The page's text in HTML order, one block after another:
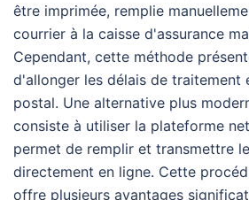
être imprimée, remplie
courrier à la caisse d'assurance
Cependant, cette méthode
d'allonger les délais de traitement
postal. Une alternative plus
consiste à utiliser la plateforme
permet de remplir et transmettre
directement en ligne. Cette
offre plusieurs avantages